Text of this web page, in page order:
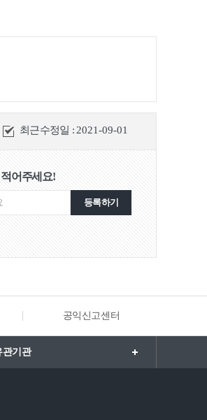
최근수정일 : 2021-09-01
적어주세요!
등록하기
공익신고센터
관기관